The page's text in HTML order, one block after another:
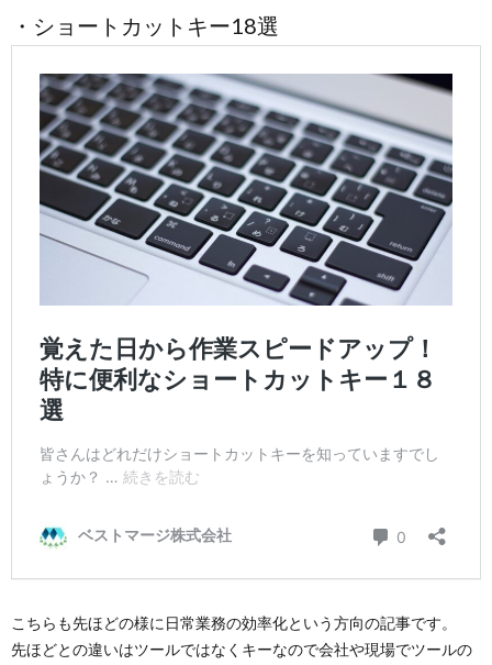
・ショートカットキー18選
こちらも先ほどの様に日常業務の効率化という方向の記事です。
先ほどとの違いはツールではなくキーなので会社や現場でツールの